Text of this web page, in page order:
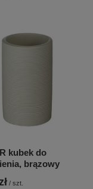
kubek do
brązowy
/ szt.